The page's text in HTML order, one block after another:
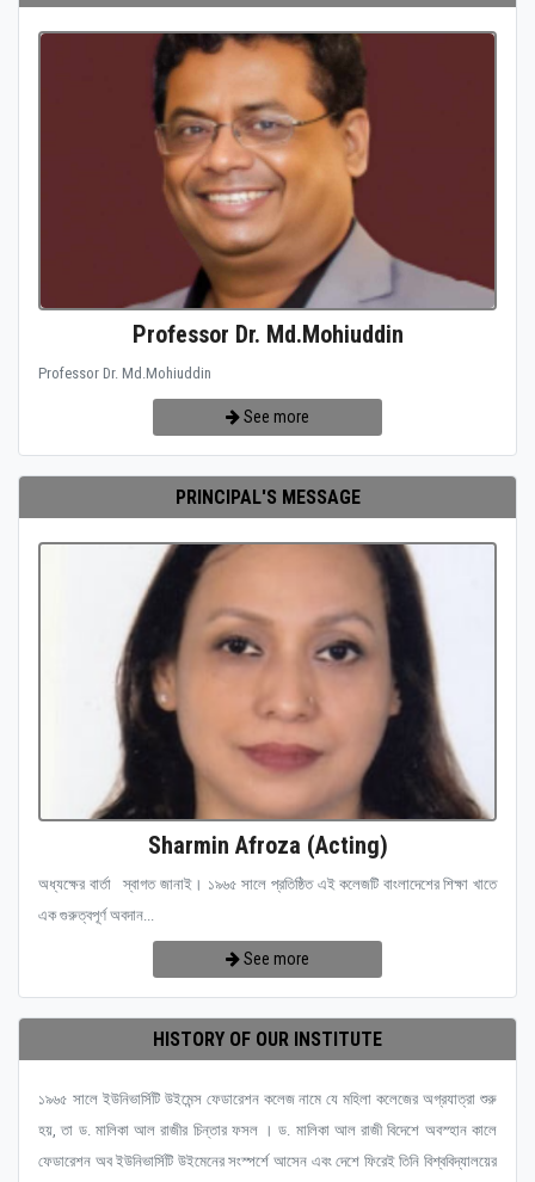
Professor Dr. Md.Mohiuddin
Professor Dr. Md.Mohiuddin
See more
PRINCIPAL'S MESSAGE
Sharmin Afroza (Acting)
অধ্যক্ষের বার্তা স্বাগত জানাই। ১৯৬৫ সালে প্রতিষ্ঠিত এই কলেজটি বাংলাদেশের শিক্ষা খাতে
এক গুরুত্বপূর্ণ অবদান...
See more
HISTORY OF OUR INSTITUTE
১৯৬৫ সালে ইউনিভার্সিটি উইমেন্স ফেডারেশন কলেজ নামে যে মহিলা কলেজের অগ্রযাত্রা শুরু
হয়, তা ড. মালিকা আল রাজীর চিন্তার ফসল । ড. মালিকা আল রাজী বিদেশে অবস্হান কালে
ফেডারেশন অব ইউনিভার্সিটি উইমেনের সংস্পর্শে আসেন এবং দেশে ফিরেই তিনি বিশ্ববিদ্যালয়ের